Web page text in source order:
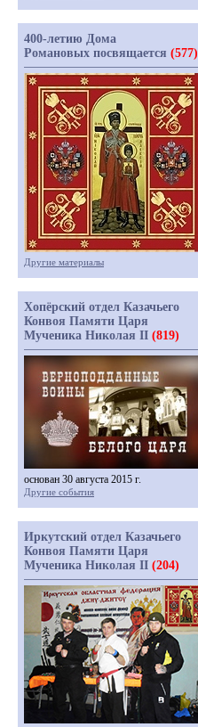
400-летию Дома
Романовых посвящается (577)
Другие материалы
Хопёрский отдел Казачьего
Конвоя Памяти Царя
Мученика Николая II (819)
основан 30 августа 2015 г.
Другие события
Иркутский отдел Казачьего
Конвоя Памяти Царя
Мученика Николая II (204)